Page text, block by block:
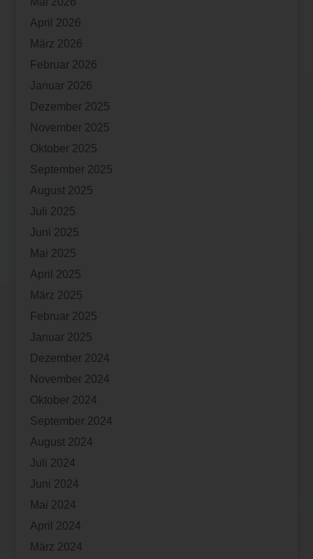
April 2026
März 2026
Februar 2026
Januar 2026
Dezember 2025
November 2025
Oktober 2025
September 2025
August 2025
Juli 2025
Juni 2025
Mai 2025
April 2025
März 2025
Februar 2025
Januar 2025
Dezember 2024
November 2024
Oktober 2024
September 2024
August 2024
Juli 2024
Juni 2024
Mai 2024
April 2024
März 2024